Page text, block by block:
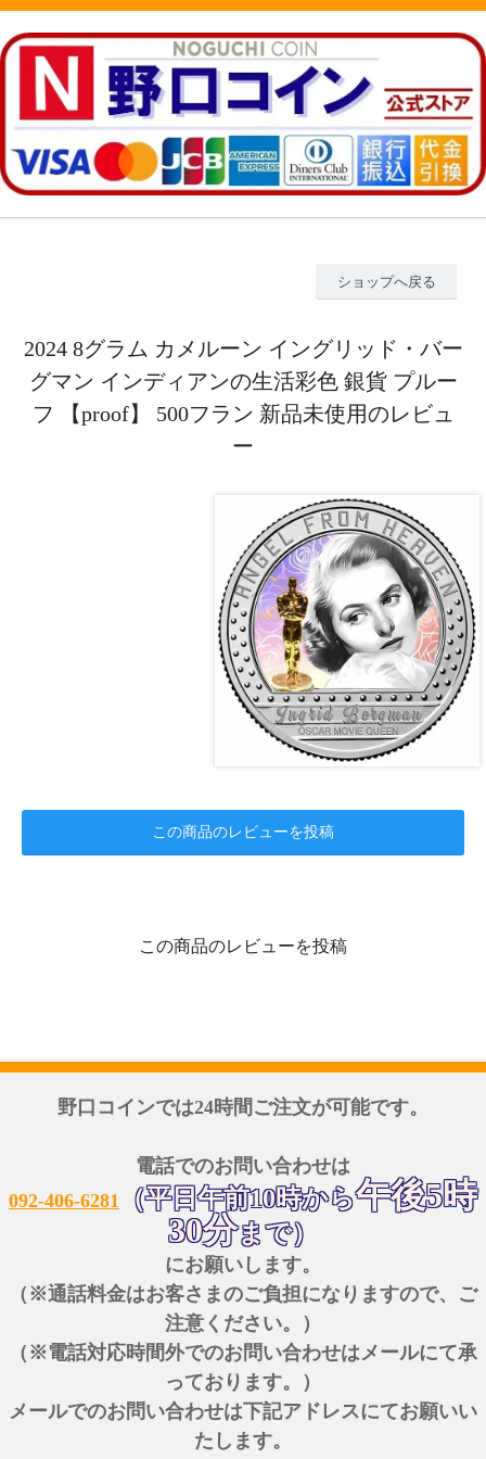
ショップへ戻る
2024 8グラム カメルーン イングリッド・バー
グマン インディアンの生活彩色 銀貨 プルー
フ 【proof】 500フラン 新品未使用のレビュ
ー
この商品のレビューを投稿
この商品のレビューを投稿
野口コインでは24時間ご注文が可能です。
電話でのお問い合わせは
092-406-6281
（平日午前10時から午後5時
30分まで）
にお願いします。
（※通話料金はお客さまのご負担になりますので、ご
注意ください。）
（※電話対応時間外でのお問い合わせはメールにて承
っております。）
メールでのお問い合わせは下記アドレスにてお願いい
たします。